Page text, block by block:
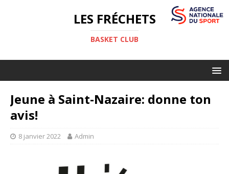
LES FRÉCHETS
BASKET CLUB
Jeune à Saint-Nazaire: donne ton
avis!
8 janvier 2022 Admin